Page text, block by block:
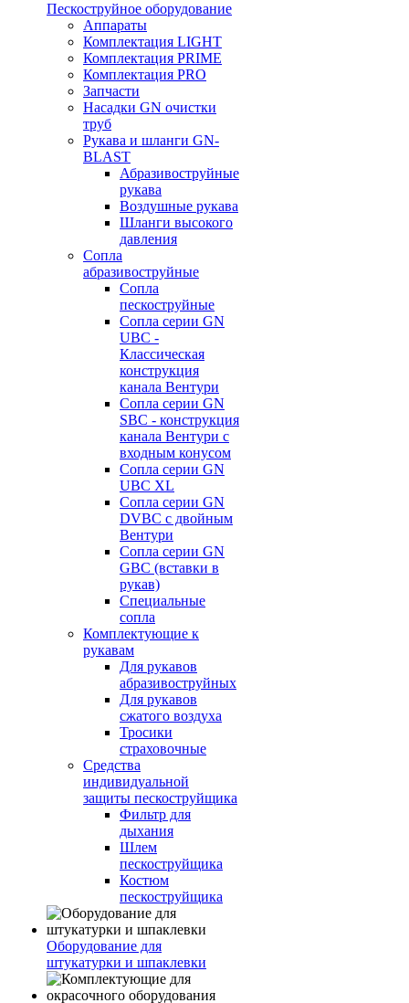
Пескоструйное оборудование
Аппараты
Комплектация LIGHT
Комплектация PRIME
Комплектация PRO
Запчасти
Насадки GN очистки
труб
Рукава и шланги GN-
BLAST
Абразивоструйные
рукава
Воздушные рукава
Шланги высокого
давления
Сопла
абразивоструйные
Сопла
пескоструйные
Сопла серии GN
UBC -
Классическая
конструкция
канала Вентури
Сопла серии GN
SBC - конструкция
канала Вентури c
входным конусом
Сопла серии GN
UBC XL
Сопла серии GN
DVBC с двойным
Вентури
Сопла серии GN
GBC (вставки в
рукав)
Специальные
сопла
Комплектующие к
рукавам
Для рукавов
абразивоструйных
Для рукавов
сжатого воздуха
Тросики
страховочные
Средства
индивидуальной
защиты пескоструйщика
Фильтр для
дыхания
Шлем
пескоструйщика
Костюм
пескоструйщика
Оборудование для
штукатурки и шпаклевки